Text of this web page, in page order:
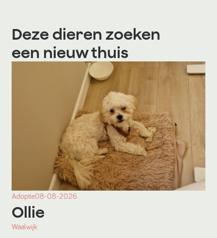
Deze dieren zoeken
een nieuw thuis
Adoptie08-08-2026
Ollie
Waalwijk